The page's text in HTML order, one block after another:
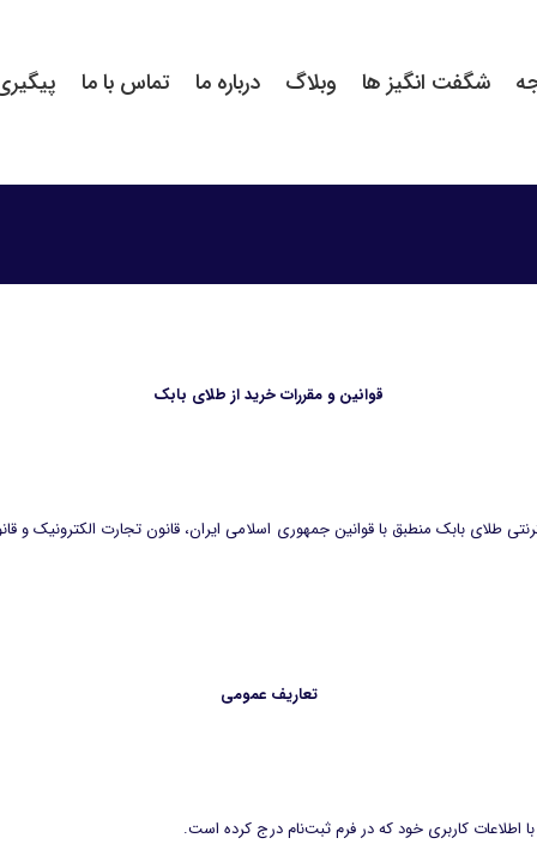
شگفت انگیز ها وبلاگ درباره ما تماس با ما
قوانین و مقررات خرید از طلای بابک
طلای بابک منطبق با قوانین جمهوری اسلامی ایران، قانون تجارت الکترونیک و
تعاریف عمومی
کاربری خود که در فرم ثبت‌نام درج کرده است.